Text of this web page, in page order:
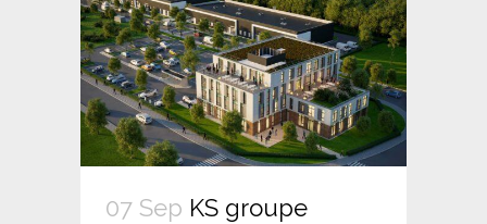
07 Sep KS groupe